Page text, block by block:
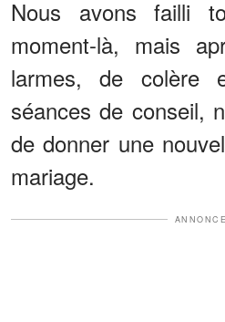
Nous avons failli
moment-là, mais
larmes, de colère
séances de conseil,
de donner une
mariage.